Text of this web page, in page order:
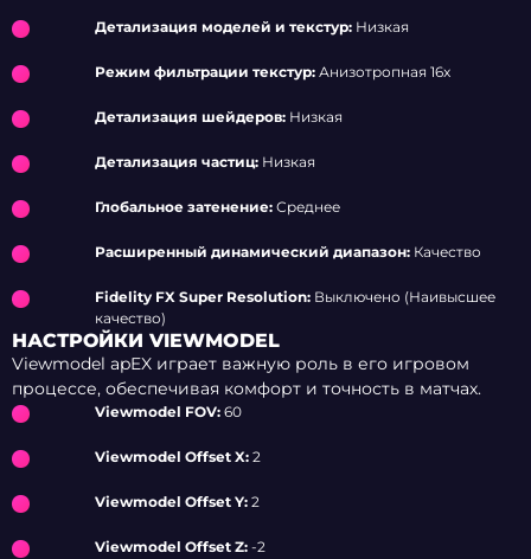
Детализация моделей и текстур: Низкая
Режим фильтрации текстур: Анизотропная 16x
Детализация шейдеров: Низкая
Детализация частиц: Низкая
Глобальное затенение: Среднее
Расширенный динамический диапазон: Качество
Fidelity FX Super Resolution: Выключено (Наивысшее
качество)
НАСТРОЙКИ VIEWMODEL
Viewmodel apEX играет важную роль в его игровом
процессе, обеспечивая комфорт и точность в матчах.
Viewmodel FOV: 60
Viewmodel Offset X: 2
Viewmodel Offset Y: 2
Viewmodel Offset Z: -2